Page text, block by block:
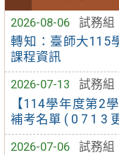
2026-08-06
試務組
轉知：臺師大115
課程資訊
2026-07-13
試務組
【114學年度第2
補考名單 ( 0 7 1 3
2026-07-06
試務組